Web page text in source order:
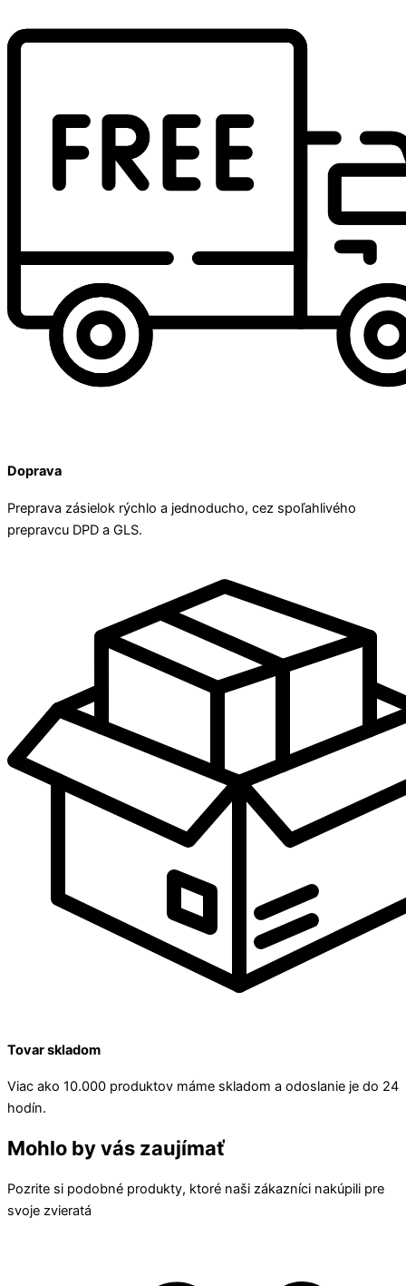
Doprava
Preprava zásielok rýchlo a jednoducho, cez spoľahlivého
prepravcu DPD a GLS.
Tovar skladom
Viac ako 10.000 produktov máme skladom a odoslanie je do 24
hodín.
Mohlo by vás zaujímať
Pozrite si podobné produkty, ktoré naši zákazníci nakúpili pre
svoje zvieratá